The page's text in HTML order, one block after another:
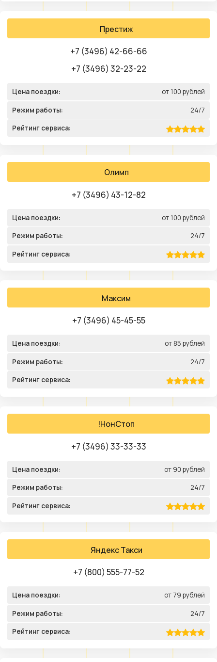
Престиж
+7 (3496) 42-66-66
+7 (3496) 32-23-22
Цена поездки: от 100 рублей
Режим работы: 24/7
Рейтинг сервиса:
Олимп
+7 (3496) 43-12-82
Цена поездки: от 100 рублей
Режим работы: 24/7
Рейтинг сервиса:
Максим
+7 (3496) 45-45-55
Цена поездки: от 85 рублей
Режим работы: 24/7
Рейтинг сервиса:
!НонСтоп
+7 (3496) 33-33-33
Цена поездки: от 90 рублей
Режим работы: 24/7
Рейтинг сервиса:
Яндекс Такси
+7 (800) 555-77-52
Цена поездки: от 79 рублей
Режим работы: 24/7
Рейтинг сервиса: